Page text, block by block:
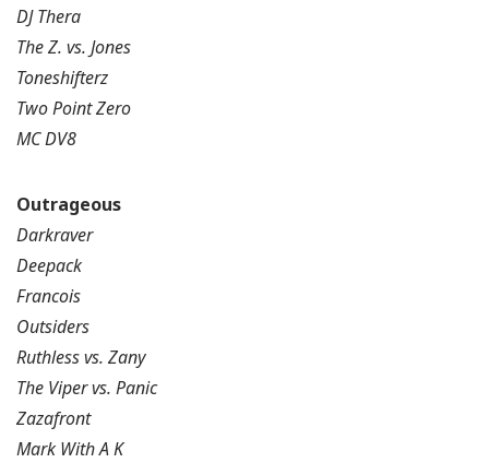
DJ Thera
The Z. vs. Jones
Toneshifterz
Two Point Zero
MC DV8
Outrageous
Darkraver
Deepack
Francois
Outsiders
Ruthless vs. Zany
The Viper vs. Panic
Zazafront
Mark With A K